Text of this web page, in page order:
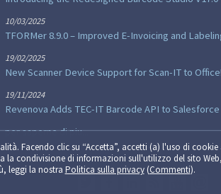
Facendo clic su “Accetta”, accetti (a) l'uso di
la condivisione di informazioni sull'utilizzo del sito
leggi la nostra Politica sulla privacy(Commenti).
10/03/2025
TFORMer 8.9.0 – Improved E-Invoicing and
19/02/2025
New Scanner Device Support for Scan-IT to Office!
19/11/2024
Revenova Adds TEC-IT Barcode API to Salesforce
per saperne di piu...